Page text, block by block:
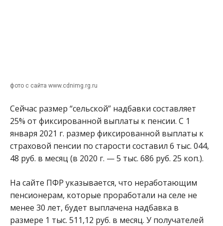
фото с сайта www.cdnimg.rg.ru
Сейчас размер “сельской” надбавки составляет
25% от фиксированной выплаты к пенсии. С 1
января 2021 г. размер фиксированной выплаты к
страховой пенсии по старости составил 6 тыс. 044,
48 руб. в месяц (в 2020 г. — 5 тыс. 686 руб. 25 коп.).
На сайте ПФР указывается, что неработающим
пенсионерам, которые проработали на селе не
менее 30 лет, будет выплачена надбавка в
размере 1 тыс. 511,12 руб. в месяц. У получателей